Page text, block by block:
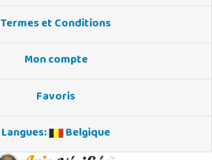
Termes et Conditions
Mon compte
Favoris
Langues:
Belgique